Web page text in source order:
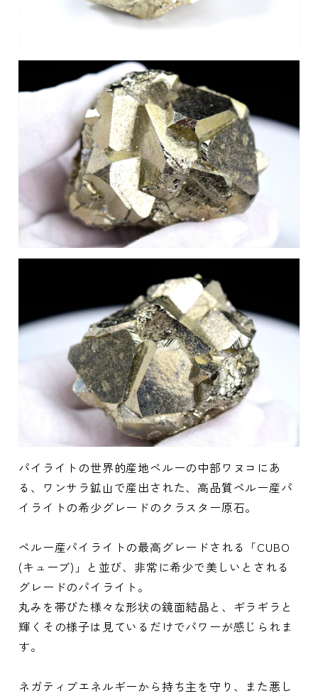
パイライトの世界的産地ペルーの中部ワヌコにあ
る、ワンサラ鉱山で産出された、高品質ペルー産パ
イライトの希少グレードのクラスター原石。
ペルー産パイライトの最高グレードされる「CUBO
(キューブ)」と並び、非常に希少で美しいとされる
グレードのパイライト。
丸みを帯びた様々な形状の鏡面結晶と、ギラギラと
輝くその様子は見ているだけでパワーが感じられま
す。
ネガティブエネルギーから持ち主を守り、また悪し